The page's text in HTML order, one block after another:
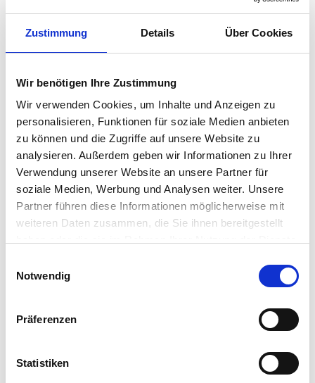
Zustimmung Details Über Cookies
Wir benötigen Ihre Zustimmung
Wir verwenden Cookies, um Inhalte und Anzeigen zu
personalisieren, Funktionen für soziale Medien anbieten
zu können und die Zugriffe auf unsere Website zu
analysieren. Außerdem geben wir Informationen zu Ihrer
Verwendung unserer Website an unsere Partner für
soziale Medien, Werbung und Analysen weiter. Unsere
Partner führen diese Informationen möglicherweise mit
weiteren Daten zusammen, die Sie ihnen bereitgestellt
Notwendig
Präferenzen
Statistiken
Quadratmeterpreise in Fürth Burgfarrnbach für
Wohnungen nach Wohnungstyp
Wohnungspreise /m 2025 2026
Sonstige 3.997 € 3.871 € 3.924 €
3.840 €
+3,03
+1,14 %
+1,72